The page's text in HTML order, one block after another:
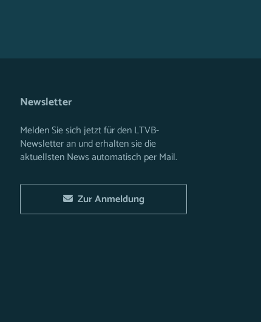
Newsletter
Melden Sie sich jetzt für den LTVB-
Newsletter an und erhalten sie die
aktuellsten News automatisch per Mail.
Zur Anmeldung